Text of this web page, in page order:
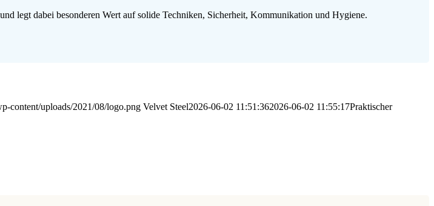
legt dabei besonderen Wert auf solide Techniken, Sicherheit, Kommunikation und Hygiene.
content/uploads/2021/08/logo.png Velvet Steel2026-06-02 11:51:362026-06-02 11:55:17Praktischer